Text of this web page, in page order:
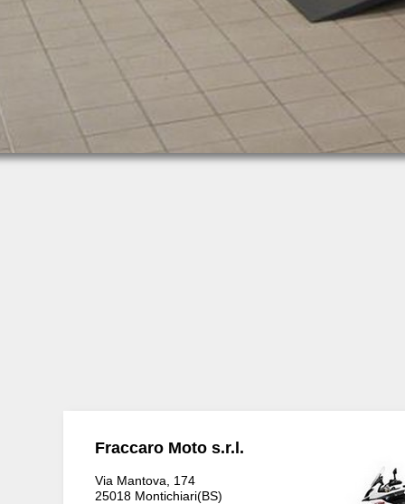
Fraccaro Moto s.r.l.
Via Mantova, 174
25018 Montichiari(BS)